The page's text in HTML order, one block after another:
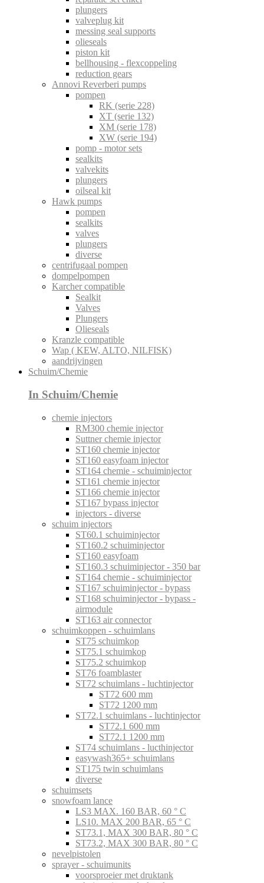
plungers
valveplug kit
messing seal supports
olieseals
piston kit
bellhousing - flexcoppeling
reduction gears
Annovi Reverberi pumps
pompen
RK (serie 228)
XT (serie 132)
XM (serie 178)
XW (serie 194)
pomp - motor sets
sealkits
valvekits
plungers
oilseal kit
Hawk pumps
pompen
sealkits
valves
plungers
diverse
centrifugaal pompen
dompelpompen
Karcher compatible
Sealkit
Valves
Plungers
Olieseals
Kranzle compatible
Wap ( KEW, ALTO, NILFISK)
aandrijvingen
Schuim/Chemie
In Schuim/Chemie
chemie injectors
RM300 chemie injector
Suttner chemie injector
ST160 chemie injector
ST160 easyfoam injector
ST164 chemie - schuiminjector
ST161 chemie injector
ST166 chemie injector
ST167 bypass injector
injectors - diverse
schuim injectors
ST60.1 schuiminjector
ST160.2 schuiminjector
ST160 easyfoam
ST160.3 schuiminjector - 350 bar
ST164 chemie - schuiminjector
ST167 schuiminjector - bypass
ST168 schuiminjector - bypass -
airmodule
ST163 air connector
schuimkoppen - schuimlans
ST75 schuimkop
ST75.1 schuimkop
ST75.2 schuimkop
ST76 foamblaster
ST72 schuimlans - luchtinjector
ST72 600 mm
ST72 1200 mm
ST72.1 schuimlans - luchtinjector
ST72.1 600 mm
ST72.1 1200 mm
ST74 schuimlans - lucthinjector
easywash365+ schuimlans
ST175 twin schuimlans
diverse
schuimsets
snowfoam lance
LS3 MAX. 160 BAR, 60 ° C
LS10. MAX 200 BAR, 65 ° C
ST73.1, MAX 300 BAR, 80 ° C
ST73.2, MAX 300 BAR, 80 ° C
nevelpistolen
sprayer - schuimunits
voorsproeier met druktank